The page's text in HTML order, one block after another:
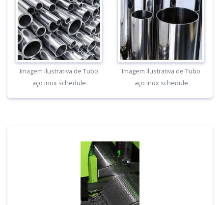
Imagem ilustrativa de Tubo
aço inox schedule
Imagem ilustrativa de Tubo
aço inox schedule